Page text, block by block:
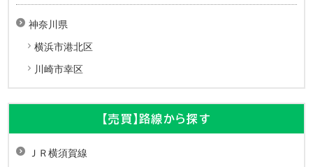
神奈川県
横浜市港北区
川崎市幸区
【売買】路線から探す
ＪＲ横須賀線